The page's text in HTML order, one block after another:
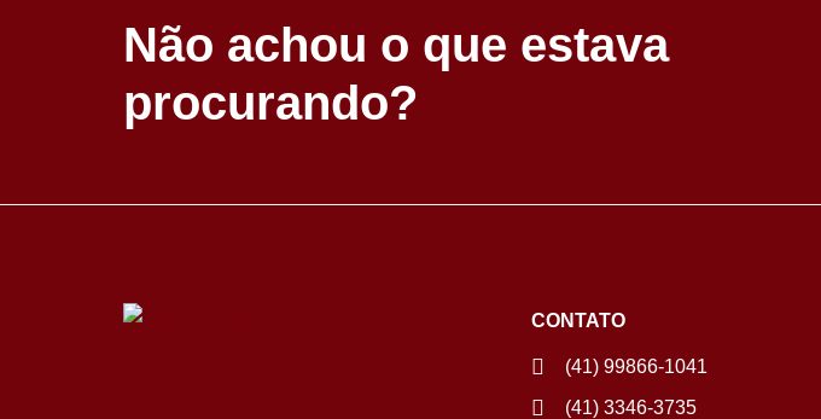
Não achou o que estava
procurando?
CONTATO
(41) 99866-1041
(41) 3346-3735